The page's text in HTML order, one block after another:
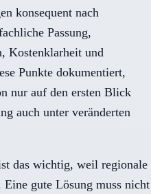
konsequent nach
Passung,
Kostenklarheit und
Punkte dokumentiert,
nur auf den ersten Blick
auch unter veränderten
das wichtig, weil regionale
gute Lösung muss nicht